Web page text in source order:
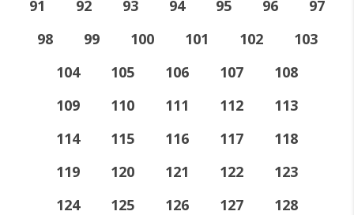
91
92 93 94 95 96
97
98
99 100 101 102
103
104
105 106 107
108
109
110 111 112
113
114
115 116 117
118
119
120 121 122
123
124
125 126 127
128